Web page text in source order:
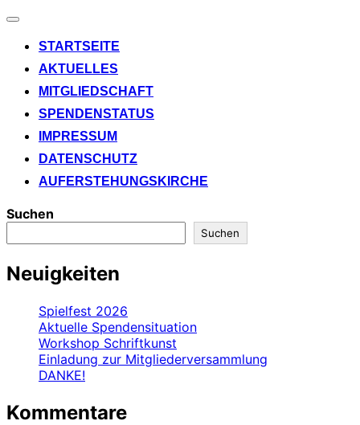
Navigation
STARTSEITE
AKTUELLES
MITGLIEDSCHAFT
SPENDENSTATUS
IMPRESSUM
DATENSCHUTZ
AUFERSTEHUNGSKIRCHE
Suchen
Suchen
Neuigkeiten
Spielfest 2026
Aktuelle Spendensituation
Workshop Schriftkunst
Einladung zur Mitgliederversammlung
DANKE!
Kommentare